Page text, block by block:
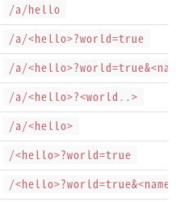
/a/hello
/a/<hello>?world=true
/a/
/a/<hello>?<world..>
/a/<hello>
/<hello>?world=true
/<hello>?world=true&<name>